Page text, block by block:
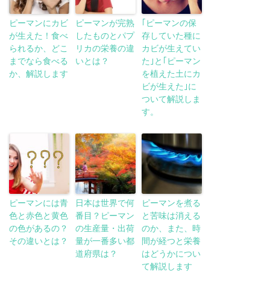
ピーマンにカビ
が生えた！食べ
られるか、どこ
までなら食べる
か、解説します
ピーマンが完熟
したものとパプ
リカの栄養の違
いとは？
｢ピーマンの保
存していた種に
カビが生えてい
た｣と｢ピーマン
を植えた土にカ
ビが生えた｣に
ついて解説しま
す。
ピーマンには青
色と赤色と黄色
の色があるの？
その違いとは？
日本は世界で何
番目？ピーマン
の生産量・出荷
量が一番多い都
道府県は？
ピーマンを煮る
と苦味は消える
のか、また、時
間が経つと栄養
はどうかについ
て解説します